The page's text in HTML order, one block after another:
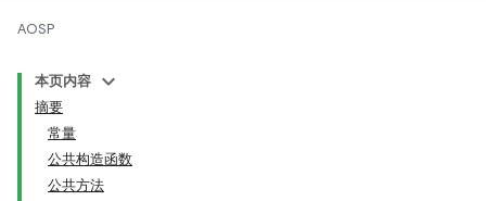
AOSP
本页内容
摘要
常量
公共构造函数
公共方法